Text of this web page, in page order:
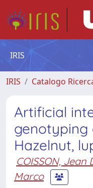
IRIS
IRIS Catalogo
Artificial
Hazelnut,
COISSON, Jean
Marco